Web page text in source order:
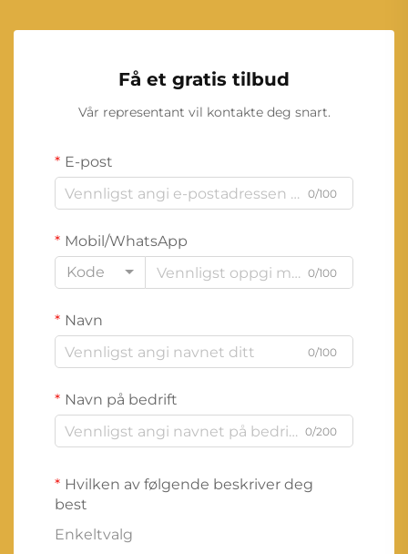
Få et gratis tilbud
Vår representant vil kontakte deg snart.
E-post
0/100
Mobil/WhatsApp
Kode
0/100
Navn
0/100
Navn på bedrift
0/200
Hvilken av følgende beskriver deg
best
Enkeltvalg